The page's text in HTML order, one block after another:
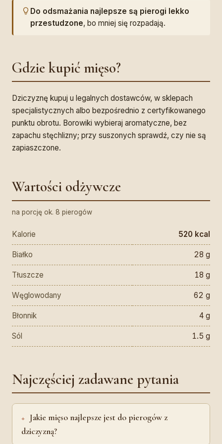
Do odsmażania najlepsze są pierogi lekko
przestudzone, bo mniej się rozpadają.
Gdzie kupić mięso?
Dziczyznę kupuj u legalnych dostawców, w sklepach
specjalistycznych albo bezpośrednio z certyfikowanego
punktu obrotu. Borowiki wybieraj aromatyczne, bez
zapachu stęchlizny; przy suszonych sprawdź, czy nie są
zapiaszczone.
Wartości odżywcze
na porcję ok. 8 pierogów
Kalorie 520 kcal
Białko 28 g
Tłuszcze 18 g
Węglowodany 62 g
Błonnik 4 g
Sól 1.5 g
Najczęściej zadawane pytania
Jakie mięso najlepsze jest do pierogów z
dziczyzną?